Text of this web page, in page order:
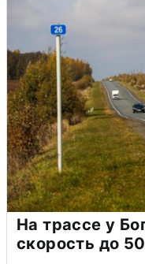
На трассе у
скорость до